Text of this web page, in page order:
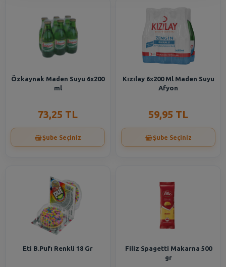
Özkaynak Maden Suyu 6x200
ml
73,25 TL
Şube Seçiniz
Kızılay 6x200 Ml Maden Suyu
Afyon
59,95 TL
Şube Seçiniz
Eti B.Pufı Renkli 18 Gr
Filiz Spagetti Makarna 500
gr